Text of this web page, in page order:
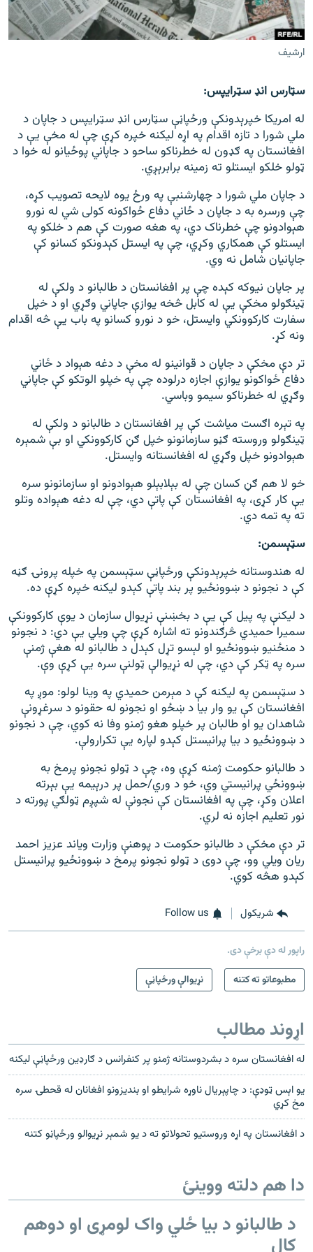
اړیکه
دري پاڼه
راسره ملګري شئ
د ازادې اروپا/ ازادي راډيو ټولې پاڼې
ارشيف
سټارس انډ سټرایپس:
له امریکا خپرېدونکې ورځپاڼې سټارس انډ سټرایپس د جاپان د
ملي شورا د تازه اقدام په اړه لیکنه خپره کړې چې له مخې یې د
افغانستان په ګډون له خطرناکو ساحو د جاپاني پوځیانو له خوا د
ټولو خلکو ایستلو ته زمینه برابرېږي.
د جاپان ملي شورا د چهارشنبې په ورځ یوه لایحه تصویب کړه،
چې ورسره به د جاپان د ځاني دفاع ځواکونه کولی شي له نورو
هېوادونو چې خطرناک دي، په هغه صورت کې هم د خلکو په
ایستلو کې همکاري وکړي، چې په ایستل کېدونکو کسانو کې
جاپانیان شامل نه وي.
پر جاپان نيوکه کېده چې پر افغانستان د طالبانو د ولکې له
ټینګولو مخکې یې له کابل څخه یوازې جاپاني وګړي او د خپل
سفارت کارکوونکي وایستل، خو د نورو کسانو په باب یې څه اقدام
ونه کړ.
تر دې مخکې د جاپان د قوانینو له مخې د دغه هېواد د ځاني
دفاع ځواکونو یوازې اجازه درلوده چې په خپلو الوتکو کې جاپاني
وګړي له خطرناکو سیمو وباسي.
په تېره اګست میاشت کې پر افغانستان د طالبانو د ولکې له
ټینګولو وروسته ګڼو سازمانونو خپل ګڼ کارکوونکي او بې شمېره
هېوادونو خپل وګړي له افغانستانه وایستل.
خو لا هم ګڼ کسان چې له بېلابېلو هېوادونو او سازمانونو سره
یې کار کړی، په افغانستان کې پاتې دي، چې له دغه هېواده وتلو
ته په تمه دي.
سټېسمن‌:
له هندوستانه خپرېدونکې ورځپاڼې سټېسمن په خپله پرونۍ ګڼه
کې د نجونو د ښوونځیو پر بند پاتې کېدو لیکنه خپره کړې ده.
د لیکنې په پیل کې یې د بخښنې نړیوال سازمان د یوې کارکوونکې
سمیرا حمیدي څرګندونو ته اشاره کړې چې ویلي یې دي: د نجونو
د منځنیو ښوونځیو او لېسو تړل کېدل د طالبانو له هغې ژمنې
سره په ټکر کې دي، چې له نړیوالې ټولنې سره یې کړې وې.
د سټېسمن په لیکنه کې د مېرمن حمیدي په وینا لولو: موږ په
افغانستان کې یو وار بیا د ښځو او نجونو له حقونو د سرغړونې
شاهدان یو او طالبان پر خپلو هغو ژمنو وفا نه کوي، چې د نجونو
د ښوونځیو د بیا پرانیستل کېدو لپاره یې تکرارولې.
د طالبانو حکومت ژمنه کړې وه، چې د ټولو نجونو پرمخ به
ښوونځي پرانیستي وي، خو د وري/حمل پر درېیمه یې بېرته
اعلان وکړ، چې په افغانستان کې نجونې له شپږم ټولګي پورته د
نور تعلیم اجازه نه لري.
تر دې مخکې د طالبانو حکومت د پوهنې وزارت ویاند عزیز احمد
ریان ویلي وو، چې دوی د ټولو نجونو پرمخ د ښوونځیو پرانیستل
کېدو هڅه کوي.
شريکول Follow us
راپور له دې برخې دی.
مطبوعاتو ته کتنه
نړیوالې ورځپاڼې
اړوند مطالب
له افغانستان سره د بشردوستانه ژمنو پر کنفرانس د ګارډین ورځپاڼې لیکنه
یو اېس ټوډې: د چاپېریال ناوړه شرایطو او بندیزونو افغانان له قحطۍ سره
مخ کړي
د افغانستان په اړه وروستیو تحولاتو ته د یو شمېر نړیوالو ورځپاڼو کتنه
دا هم دلته ووینئ
د طالبانو د بیا ځلي واک لومړی او دوهم
کال